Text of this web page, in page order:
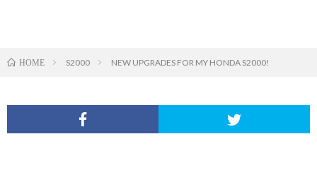
HOME S2000 NEW UPGRADES FOR MY HONDA S2000!